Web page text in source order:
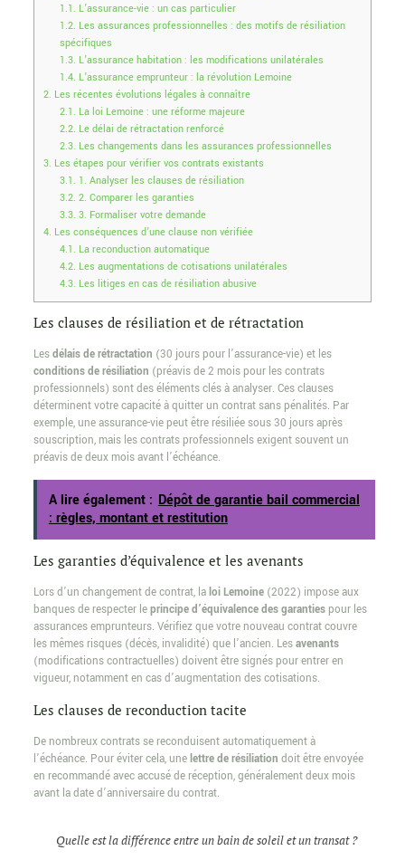
1.1. L’assurance-vie : un cas particulier
1.2. Les assurances professionnelles : des motifs de résiliation
spécifiques
1.3. L’assurance habitation : les modifications unilatérales
1.4. L’assurance emprunteur : la révolution Lemoine
2. Les récentes évolutions légales à connaître
2.1. La loi Lemoine : une réforme majeure
2.2. Le délai de rétractation renforcé
2.3. Les changements dans les assurances professionnelles
3. Les étapes pour vérifier vos contrats existants
3.1. 1. Analyser les clauses de résiliation
3.2. 2. Comparer les garanties
3.3. 3. Formaliser votre demande
4. Les conséquences d’une clause non vérifiée
4.1. La reconduction automatique
4.2. Les augmentations de cotisations unilatérales
4.3. Les litiges en cas de résiliation abusive
Les clauses de résiliation et de rétractation
Lesdélais de rétractation (30 jours pour l’assurance-vie) et les
conditions de résiliation (préavis de 2 mois pour les contrats
professionnels) sont des éléments clés à analyser. Ces clauses
déterminent votre capacité à quitter un contrat sans pénalités. Par
exemple, une assurance-vie peut être résiliée sous 30 jours après
souscription, mais les contrats professionnels exigent souvent un
préavis de deux mois avant l’échéance.
A lire également : Dépôt de garantie bail commercial
: règles, montant et restitution
Les garanties d’équivalence et les avenants
Lors d’un changement de contrat, laloi Lemoine(2022) impose aux
banques de respecter leprincipe d’équivalence des garantiespour les
assurances emprunteurs. Vérifiez que votre nouveau contrat couvre
les mêmes risques (décès, invalidité) que l’ancien. Lesavenants
(modifications contractuelles) doivent être signés pour entrer en
vigueur, notamment en cas d’augmentation des cotisations.
Les clauses de reconduction tacite
De nombreux contrats se reconduisent automatiquement à
l’échéance. Pour éviter cela, unelettre de résiliation doit être envoyée
en recommandé avec accusé de réception, généralement deux mois
avant la date d’anniversaire du contrat.
Quelle est la différence entre un bain de soleil et un transat ?